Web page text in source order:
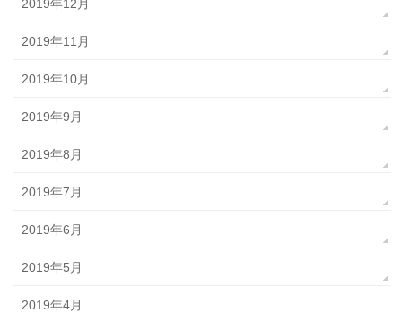
2019年12月
2019年11月
2019年10月
2019年9月
2019年8月
2019年7月
2019年6月
2019年5月
2019年4月